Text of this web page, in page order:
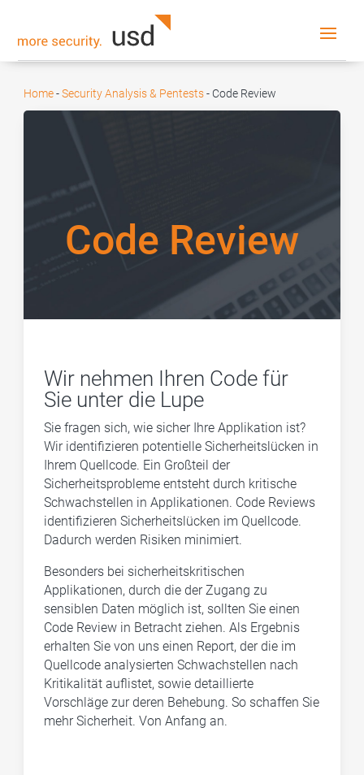
Home-Security Analysis & Pentests- Code Review
Code Review
Wir nehmen Ihren Code für
Sie unter die Lupe
Sie fragen sich, wie sicher Ihre Applikation ist?
Wir identifizieren potentielle Sicherheitslücken in
Ihrem Quellcode. Ein Großteil der
Sicherheitsprobleme entsteht durch kritische
Schwachstellen in Applikationen. Code Reviews
identifizieren Sicherheitslücken im Quellcode.
Dadurch werden Risiken minimiert.
Besonders bei sicherheitskritischen
Applikationen, durch die der Zugang zu
sensiblen Daten möglich ist, sollten Sie einen
Code Review in Betracht ziehen. Als Ergebnis
erhalten Sie von uns einen Report, der die im
Quellcode analysierten Schwachstellen nach
Kritikalität auflistet, sowie detaillierte
Vorschläge zur deren Behebung. So schaffen Sie
mehr Sicherheit. Von Anfang an.